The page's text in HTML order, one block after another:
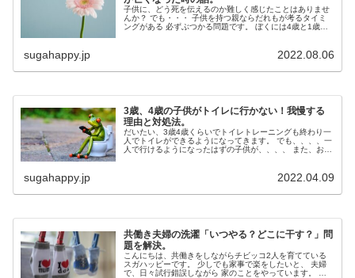
子供に、どう死を伝えるのか難しく感じたことはありませ
んか？ でも・・・ 子供を持つ親ならだれもが考るタイミ
ングがある 必ずぶつかる問題です。 ぼくには4歳と1歳の
sugahappy.jp 2022.08.06
3歳、4歳の子供がトイレに行かない！我慢する
理由と対処法。
だいたい、3歳4歳くらいでトイレトレーニングも終わり一
人でトイレができるようになってきます。 でも、、、、一
人で行けるようになったはずの子供が、、、、 また、お漏
sugahappy.jp 2022.04.09
共働き夫婦の洗濯「いつやる？どこに干す？」問
題を解決。
こんにちは、共働きをしながらチビッコ2人を育てている
スガハッピーです。 少しでも家事で楽をしたいと、 夫婦
で、日々試行錯誤しながら 家のことをやっています。 そ